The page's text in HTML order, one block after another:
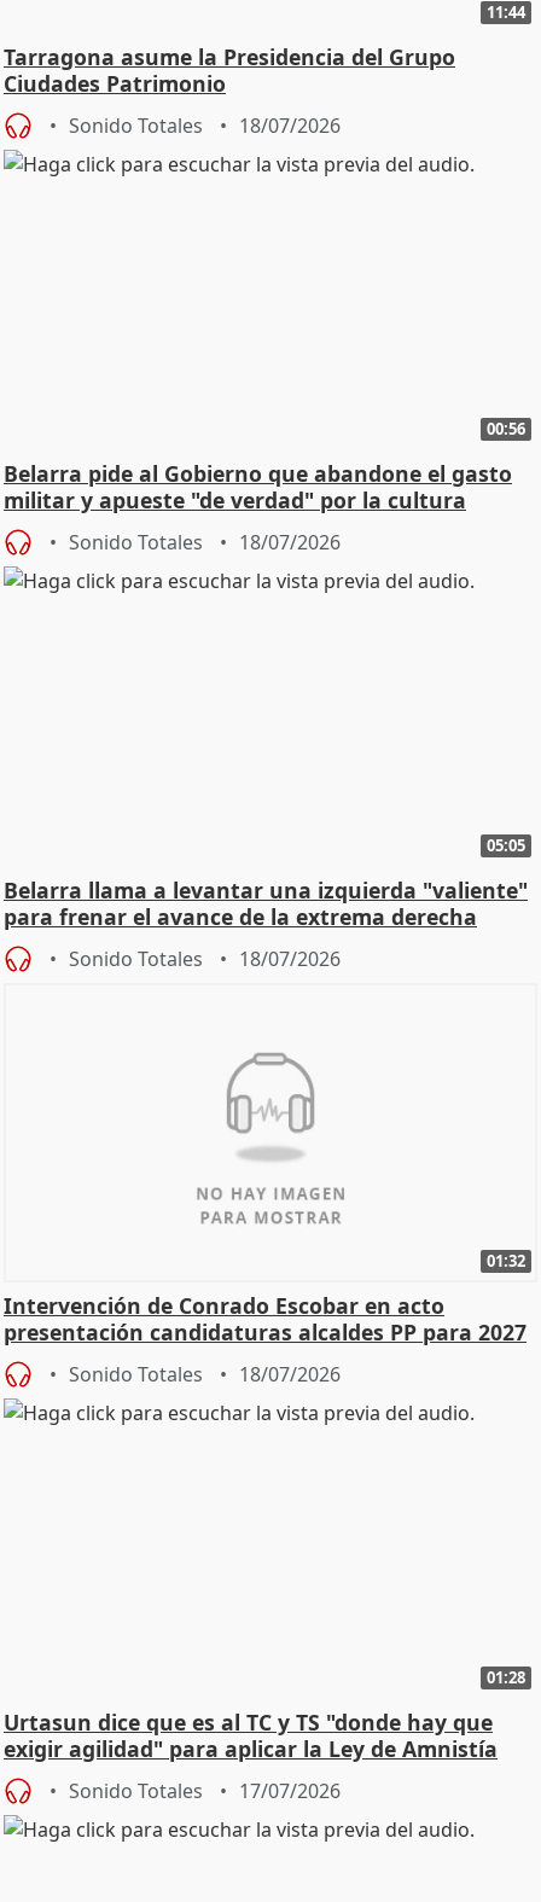
11:44
Tarragona asume la Presidencia del Grupo
Ciudades Patrimonio
Sonido Totales 18/07/2026
00:56
Belarra pide al Gobierno que abandone el gasto
militar y apueste "de verdad" por la cultura
Sonido Totales 18/07/2026
05:05
Belarra llama a levantar una izquierda "valiente"
para frenar el avance de la extrema derecha
Sonido Totales 18/07/2026
01:32
Intervención de Conrado Escobar en acto
presentación candidaturas alcaldes PP para 2027
Sonido Totales 18/07/2026
01:28
Urtasun dice que es al TC y TS "donde hay que
exigir agilidad" para aplicar la Ley de Amnistía
Sonido Totales 17/07/2026